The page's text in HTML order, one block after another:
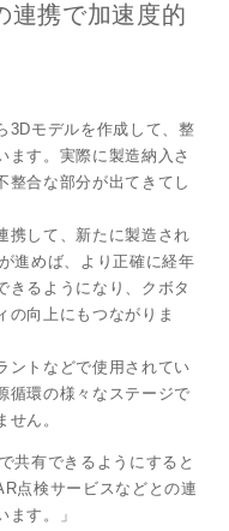
連携で加速度的
3Dモデルを作成して、整
ます。実際に製造納入さ
整合な部分が出てきてし
携して、新たに製造され
進めば、より正確に経年
きるようになり、クボタ
の向上にもつながりま
ントなどで使用されてい
循環の様々なステージで
ん。
共有できるようにすると
点検サービスなどとの連
す。」